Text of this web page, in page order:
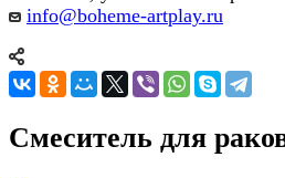
info@boheme-artplay.ru
Смеситель для